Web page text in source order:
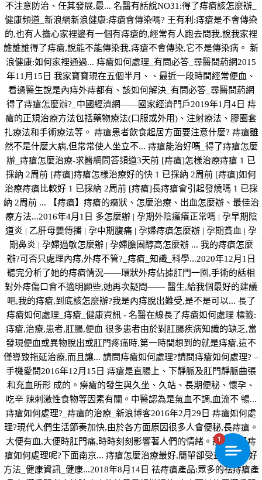
不注意防治、任其發展,最... 名醫有話說NO31:得了痔瘡該怎麼辦_
健康頻道_新浪網新浪健康:痔瘡會傳染嗎? 王有利:痔瘡是不會傳染
的,也有人擔心家裡邊有一個有痔瘡的,經常有人跑去問我,說我家裡
誰誰誰得了痔瘡,說能不能傳染我,痔瘡不會傳染,它不是傳染病。 新
浪健康:如何家裡通過... 痔瘡如何處理_有問必答_尋醫問葯網2015
年11月15日 我家寶寶現在五個半月、、最近一段時間經常便血、
看過醫生說是內痔外痔都有、該如何解決_有問必答_尋醫問葯網
得了痔瘡怎麼辦?_中國經濟網——國家經濟門戶2019年1月4日 痔
瘡的正規治療方法包括藥物療法(口服或外用)、注射療法、膠圈套
扎療法和手術療法等。 痔瘡患者飲食起居方面要注意什麼? 痔瘡雖
然不是什麼大病,但常常使人坐立不... 痔瘡能治好嗎_得了痔瘡怎麼
辦_痔瘡怎麼治療-求醫網問答頻道3天前 [痔瘡]怎樣治療痔瘡 1 已
採納 2周前 [痔瘡]痔瘡怎樣治療好的快 1 已採納 2周前 [痔瘡]如何
治療痔瘡比較好 1 已採納 2周前 [痔瘡]長痔瘡會引起發燒嗎 1 已採
納 2周前 ... 【痔瘡】痔瘡的癥狀、怎麼治療、出血怎麼辦、最佳治
療方法...2016年4月1日 多怎麼辦 | 孕期外陰瘙癢正常嗎 | 孕早期陰
道炎 | 乙肝母嬰傳播 | 孕中期腹痛 | 孕婦痔瘡怎麼辦 | 孕期貧血 | 孕
期鼻炎 | 孕婦過敏怎麼辦 | 孕婦膽固醇高怎麼辦 ... 我的痔瘡怎麼
辦?可否只處理內痔,外痔不管?_痔瘡_知識_科學...2020年12月1日
聽完分析了她的痔瘡情況——環狀外痔佔據肛門一圈,手術的話相
對外痔傷口會不適明顯些,她再次疑問—— 醫生,給我個最好的建議
吧,我的痔瘡,到底該怎麼辦?我是內痔脫出難受,是不是可以... 長了
痔瘡如何處理_痔瘡_健康資訊 - 名醫在線長了痔瘡如何處理 標籤:
痔瘡,治療,患者,肛腸,便血 很多患者由於對肛腸疾病知識的缺乏,當
發現便血或異物脫出或肛門疼痛時,第一時間想到的就是痔瘡,這不
僅導致拖延治療,而且讓... 請問痔瘡如何處理?請問痔瘡如何處理? –
手機愛問2016年12月15日 痔瘡是直腸上、下靜脈及肛門靜脈曲張
和充血所形 成的。癆瘡的發生與久坐、久站、長期便秘、懷孕、
吃辛 辣刺激性食物等因素有關。中醫認為是氣血不調,血流不 暢...
痔瘡如何處理?_痔瘡的治療_新浪博客2016年2月29日 痔瘡如何處
理?現代人們生活節奏加快,由於各方面原因很多人會便秘,長痔瘡。
大便有血,大便時肛門痛,時時刻刻影響著人們的情緒。那麼得了痔
瘡如何處理呢?下面南京... 痔瘡怎麼治療最好,簡單卻受益匪淺的好
方法_健康資訊_健康...2018年8月14日 祛痔瘡產品:眾多的祛痔瘡產
1